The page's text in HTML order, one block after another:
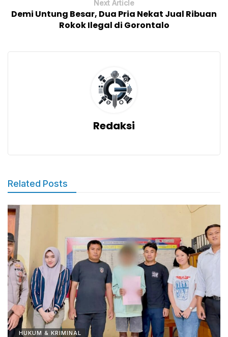
Next Article
Demi Untung Besar, Dua Pria Nekat Jual Ribuan
Rokok Ilegal di Gorontalo
Redaksi
Related Posts
HUKUM & KRIMINAL